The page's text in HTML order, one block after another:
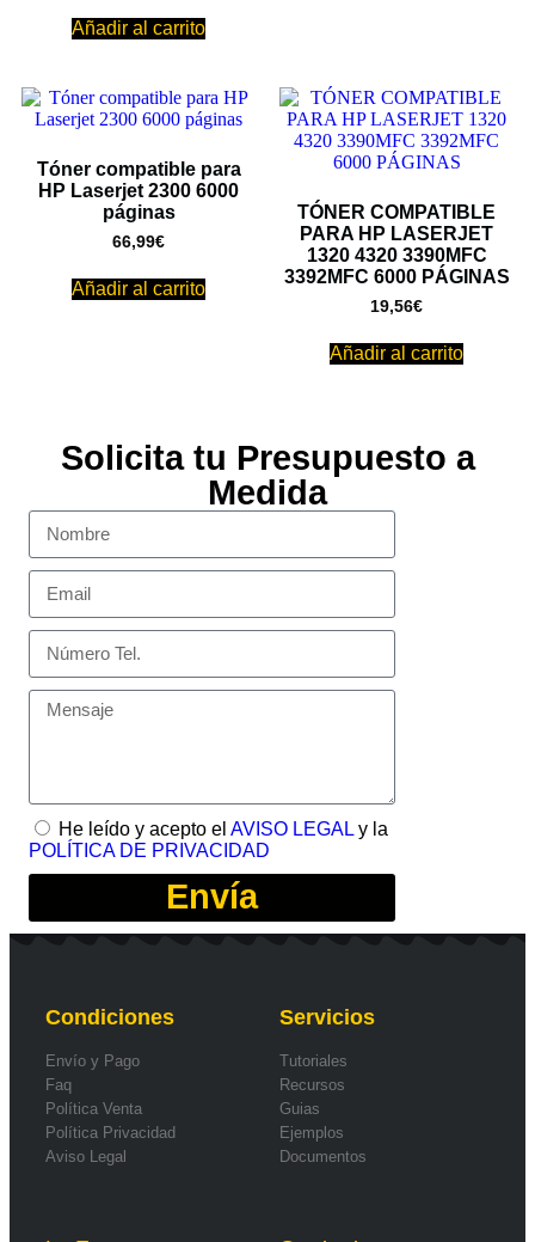
Añadir al carrito
Tóner compatible para
HP Laserjet 2300 6000
páginas
66,99€
Añadir al carrito
TÓNER COMPATIBLE
PARA HP LASERJET
1320 4320 3390MFC
3392MFC 6000 PÁGINAS
19,56€
Añadir al carrito
Solicita tu Presupuesto a
Medida
He leído y acepto el AVISO LEGAL y la
POLÍTICA DE PRIVACIDAD
Envía
Condiciones
Envío y Pago
Faq
Política Venta
Política Privacidad
Aviso Legal
Servicios
Tutoriales
Recursos
Guias
Ejemplos
Documentos